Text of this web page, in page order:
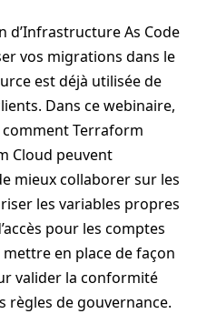
As Code
vos migrations dans le
est déjà utilisée de
Dans ce webinaire,
Terraform
Cloud peuvent
mieux collaborer sur les
les variables propres
pour les comptes
en place de façon
valider la conformité
règles de gouvernance.